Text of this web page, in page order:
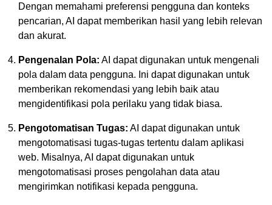
Dengan memahami preferensi pengguna dan konteks
pencarian, AI dapat memberikan hasil yang lebih relevan
dan akurat.
Pengenalan Pola: AI dapat digunakan untuk mengenali
pola dalam data pengguna. Ini dapat digunakan untuk
memberikan rekomendasi yang lebih baik atau
mengidentifikasi pola perilaku yang tidak biasa.
Pengotomatisan Tugas: AI dapat digunakan untuk
mengotomatisasi tugas-tugas tertentu dalam aplikasi
web. Misalnya, AI dapat digunakan untuk
mengotomatisasi proses pengolahan data atau
mengirimkan notifikasi kepada pengguna.